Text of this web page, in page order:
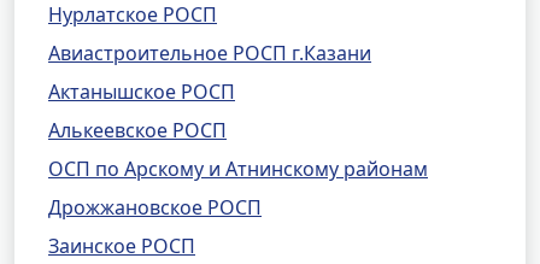
Нурлатское РОСП
Авиастроительное РОСП г.Казани
Актанышское РОСП
Алькеевское РОСП
ОСП по Арскому и Атнинскому районам
Дрожжановское РОСП
Заинское РОСП